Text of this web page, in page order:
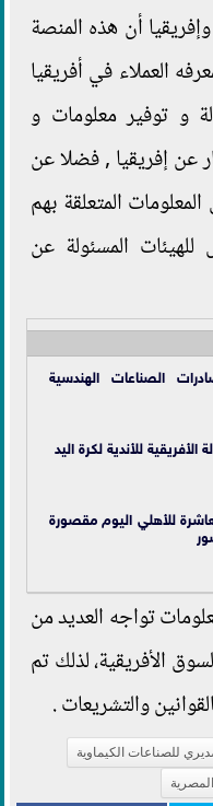
أن هذه المنصة
العملاء في أفريقيا
و توفير معلومات و
عن إفريقيا , فضلا عن
المتعلقة بهم
المسئولة عن
الصناعات الهندسية
للأندية لكرة اليد
للأهلي اليوم مقصورة
تواجه العديد من
الأفريقية، لذلك تم
والتشريعات .
للصناعات الكيماوية